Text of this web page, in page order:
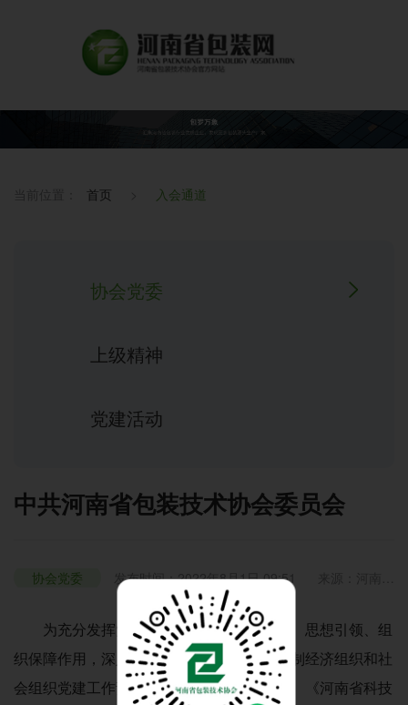
首页 入会通道
协会党委
上级精神
党建活动
中共河南省包装技术协会委员会
协会党委 发布时间：2022年8月1日 09:51
浏览：4124
为充分发挥党组织在学会中的政治核心、思想引领、组
织保障作用，深入贯彻落实《河南省非公有制经济组织和社
会组织党建工作责任制实施办法（试行）》、《河南省科技